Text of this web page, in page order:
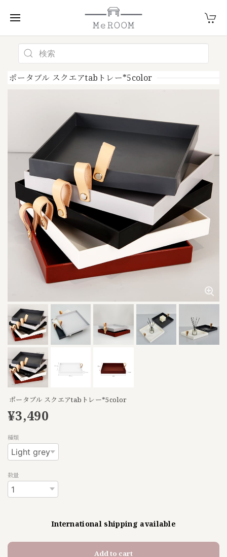
ポータブル スクエアtabトレー*5color
ポータブル スクエアtabトレー*5color
¥3,490
種類
数量
International shipping available
Add to cart